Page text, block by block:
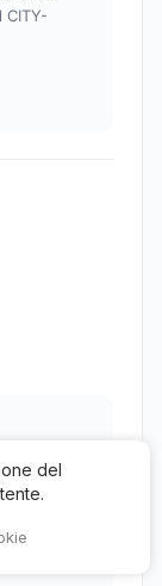
CITY-
positiva e
rimasto
di
del